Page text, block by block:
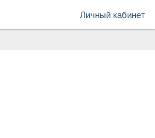
Личный кабинет